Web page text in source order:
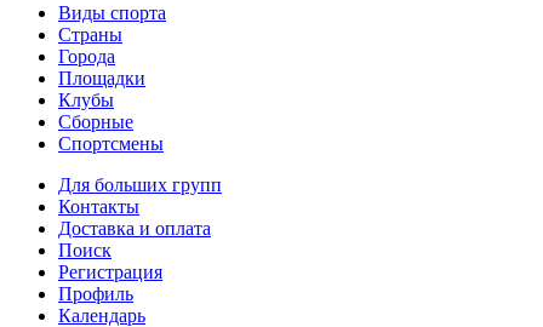
Виды спорта
Страны
Города
Площадки
Клубы
Сборные
Спортсмены
Для больших групп
Контакты
Доставка и оплата
Поиск
Регистрация
Профиль
Календарь